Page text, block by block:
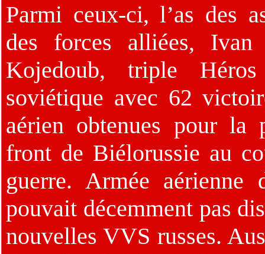
Parmi ceux-ci, l’as des
des forces alliées, Ivan
Kojedoub, triple
soviétique avec 62
aérien obtenues pour la
front de Biélorussie au
guerre. Armée
pouvait décemment pas
nouvelles VVS russes.